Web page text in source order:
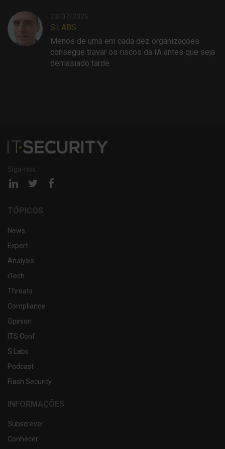
23/07/2026
S.LABS
Menos de uma em cada dez organizações
consegue travar os riscos da IA antes que seja
demasiado tarde
Siga-nos:
Página Página
TÓPICOS
News
Expert
Analysis
iTech
Threats
Compliance
Opinion
ITS Conf
S.Labs
Podcast
Flash Security
INFORMAÇÕES
Subscrever
Conhecer